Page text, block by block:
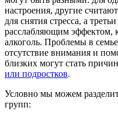
настроения, другие
для снятия стресса, а
расслабляющим эффектом,
алкоголь. Проблемы в
отсутствие внимания и
близких могут стать
или подростков.
Условно мы можем
групп: